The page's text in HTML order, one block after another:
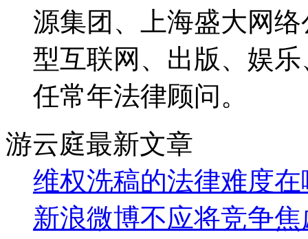
源集团、上海盛大网
型互联网、出版、娱
任常年法律顾问。
游云庭最新文章
维权洗稿的法律难度在
新浪微博不应将竞争